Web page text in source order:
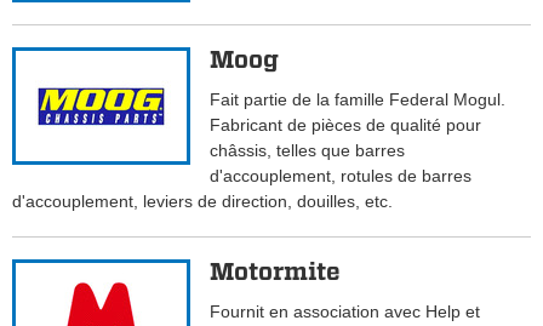
Moog
Fait partie de la famille Federal Mogul.
Fabricant de pièces de qualité pour
châssis, telles que barres
d'accouplement, rotules de barres
d'accouplement, leviers de direction, douilles, etc.
Motormite
Fournit en association avec Help et